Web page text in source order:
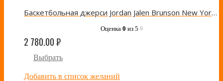
Баскетбольная джерси Jordan Jalen Brunson New York Knicks Black/Orange
Оценка 0 из 5 0
2 780.00₽
Выбрать
Добавить в список желаний